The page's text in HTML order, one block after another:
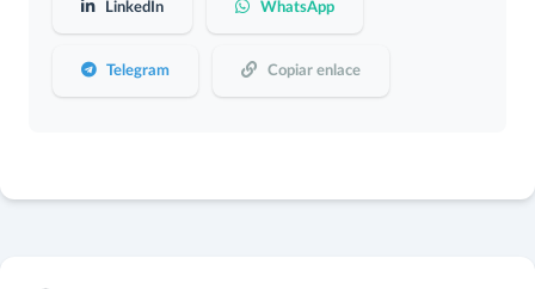
LinkedIn WhatsApp
Telegram Copiar enlace